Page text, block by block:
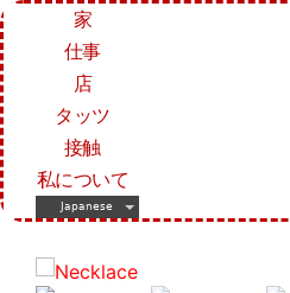
家
仕事
店
タッツ
接触
私について
Japanese